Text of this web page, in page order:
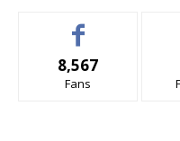
8,567
Fans